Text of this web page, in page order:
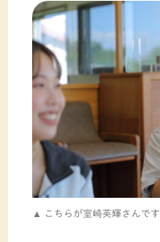
こちらが室崎英輝さんです